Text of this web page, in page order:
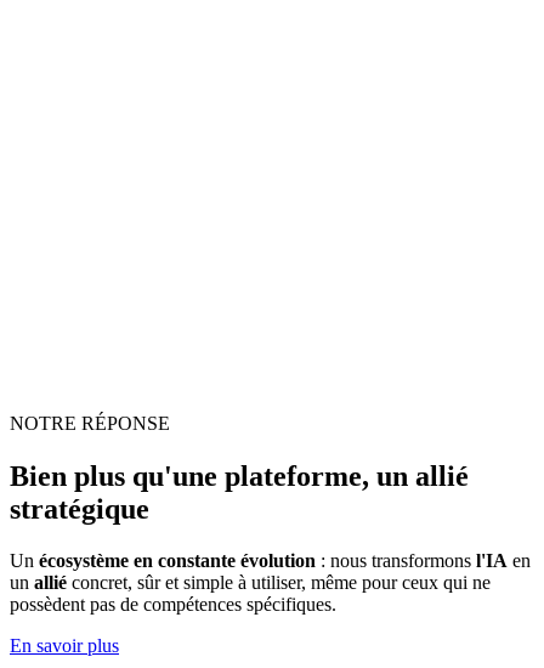
NOTRE RÉPONSE
Bien plus qu'une plateforme, un allié
stratégique
Un écosystème en constante évolution : nous transformons l'IA en
un allié concret, sûr et simple à utiliser, même pour ceux qui ne
possèdent pas de compétences spécifiques.
En savoir plus